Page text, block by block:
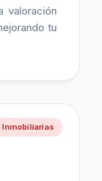
valoración
tu
Inmobiliarias